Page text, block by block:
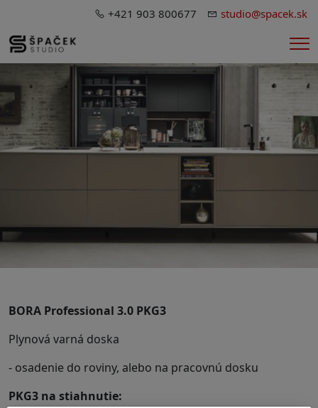
+421 903 800677 studio@spacek.sk
BORA Professional 3.0 PKG3
Plynová varná doska
- osadenie do roviny, alebo na pracovnú dosku
PKG3 na stiahnutie: